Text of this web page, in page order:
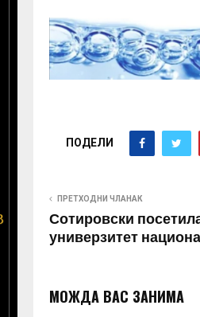
ПОДЕЛИ
ПРЕТХОДНИ ЧЛАНАК
Сотировски
универзитет
МОЖДА ВАС ЗАНИМА